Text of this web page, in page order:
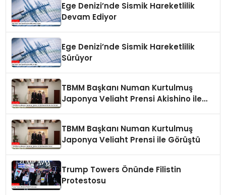
Ege Denizi’nde Sismik Hareketlilik
Devam Ediyor
Ege Denizi’nde Sismik Hareketlilik
Sürüyor
TBMM Başkanı Numan Kurtulmuş
Japonya Veliaht Prensi Akishino ile
TBMM Başkanı Numan Kurtulmuş
Japonya Veliaht Prensi ile Görüştü
Trump Towers Önünde Filistin
Protestosu